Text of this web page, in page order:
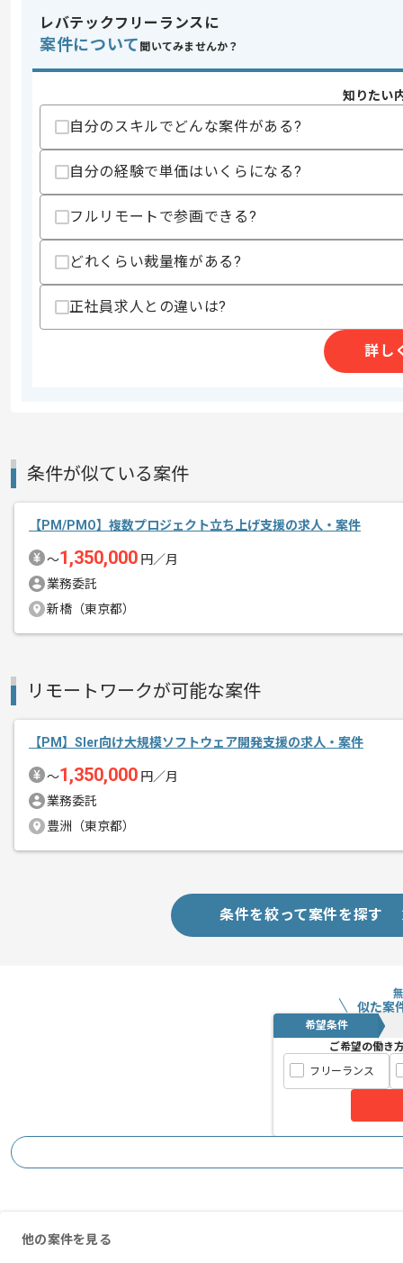
歓迎スキル
・公共の申請系システムで、電子申請
その他募集要項
募集人数
作業開始日
2025/09/12
エージェントからのコ
アーキテクトの経験を活かすことができ
複数案件を保有している企業ですので、
ご経験と実績に応じて別案件のご提案
レバテックフリーランスに
案件について 聞いてみませんか？
知りたい
自分のスキルでどんな案件がある?
自分の経験で単価はいくらになる?
フルリモートで参画できる?
どれくらい裁量権がある?
正社員求人との違いは?
詳し
条件が似ている案件
【PM/PMO】複数プロジェクト立ち上げ支援の求人・案件
〜1,350,000 円／月
業務委託
新橋（東京都）
リモートワークが可能な案件
【PM】Sler向け大規模ソフトウェア開発支援の求人・案件
〜1,350,000 円／月
業務委託
豊洲（東京都）
条件を絞って案件を探す
似た案
希望条件
ご希望の働き
フリーランス
他の案件を見る